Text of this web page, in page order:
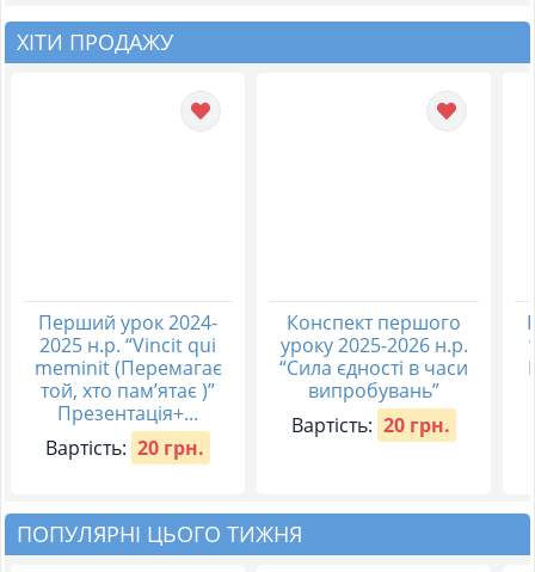
ХІТИ ПРОДАЖУ
Перший урок 2024-
2025 н.р. “Vincit qui
meminit (Перемагає
той, хто пам’ятає )”
Презентація+...
Вартість: 20 грн.
Конспект першого
уроку 2025-2026 н.р.
“Сила єдності в часи
випробувань”
Вартість: 20 грн.
ПОПУЛЯРНІ ЦЬОГО ТИЖНЯ